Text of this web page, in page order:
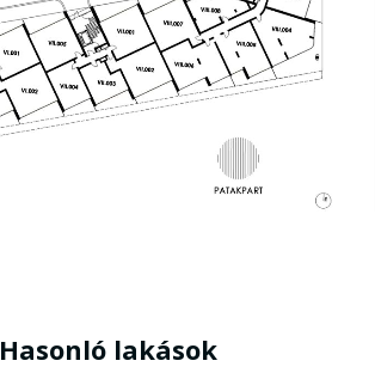
Hasonló lakások